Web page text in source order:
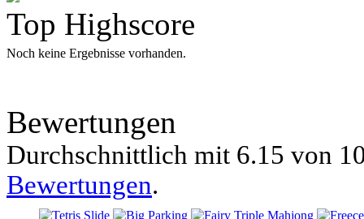
Top Highscore
Noch keine Ergebnisse vorhanden.
Bewertungen
Durchschnittlich mit 6.15 von
Bewertungen.